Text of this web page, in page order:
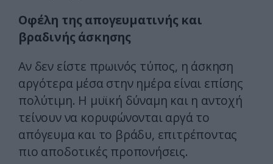
Οφέλη της απογευματινής και
βραδινής άσκησης
Αν δεν είστε πρωινός τύπος, η άσκηση
αργότερα μέσα στην ημέρα είναι επίσης
πολύτιμη. Η μυϊκή δύναμη και η αντοχή
τείνουν να κορυφώνονται αργά το
απόγευμα και το βράδυ, επιτρέποντας
πιο αποδοτικές προπονήσεις.